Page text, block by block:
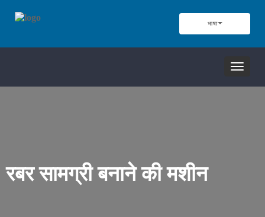
भाषा
रबर सामग्री बनाने की मशीन